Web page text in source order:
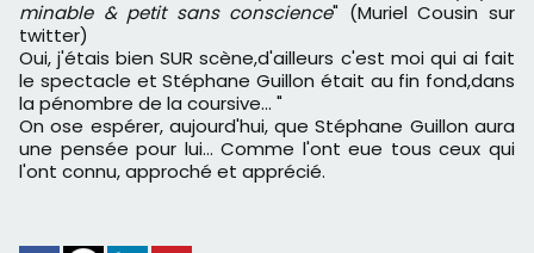
minable & petit sans conscience" (Muriel Cousin sur
twitter)
Oui, j'étais bien SUR scène,d'ailleurs c'est moi qui ai fait
le spectacle et Stéphane Guillon était au fin fond,dans
la pénombre de la coursive... "
On ose espérer, aujourd'hui, que Stéphane Guillon aura
une pensée pour lui… Comme l'ont eue tous ceux qui
l'ont connu, approché et apprécié.